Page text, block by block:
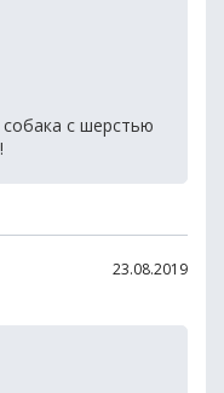
с шерстью
23.08.2019